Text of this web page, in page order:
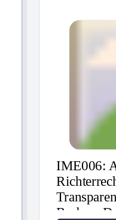
IME006:
Barbara